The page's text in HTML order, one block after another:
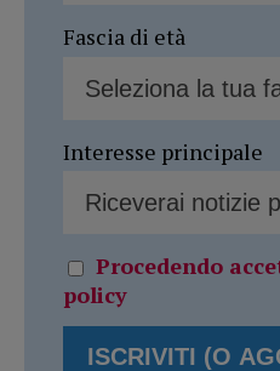
Fascia di età
Interesse principale
Procedendo
policy